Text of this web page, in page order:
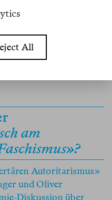
viel über einseitig
türkischen
am
Autoritarismus»
und Oliver
Diskussion über
All